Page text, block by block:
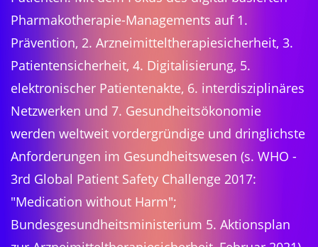
Pharmakotherapie-Managements auf 1.
Prävention, 2. Arzneimitteltherapiesicherheit, 3.
Patientensicherheit, 4. Digitalisierung, 5.
elektronischer Patientenakte, 6. interdisziplinäres
Netzwerken und 7. Gesundheitsökonomie
werden weltweit vordergründige und dringlichste
Anforderungen im Gesundheitswesen (s. WHO -
3rd Global Patient Safety Challenge 2017:
"Medication without Harm";
Bundesgesundheitsministerium 5. Aktionsplan